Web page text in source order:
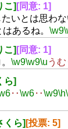
こ] [同意: 1]
いとは思わな
あるね。 \w9
こ] [同意: 1]
\w9\w9\u うむ
ら]
‥\w6‥\w9\h
くら] [投票: 5]